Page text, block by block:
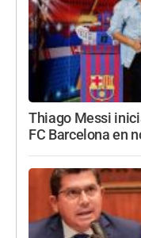
Thiago Messi
FC Barcelona en